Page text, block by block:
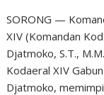
SORONG —
XIV (Komandan
Djatmoko, S.T.,
Kodaeral XIV
Djatmoko,